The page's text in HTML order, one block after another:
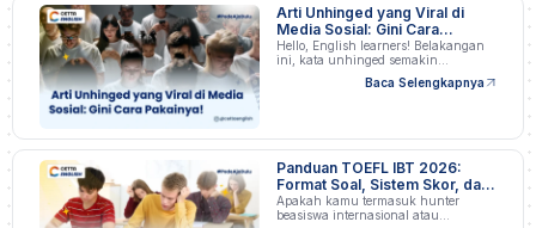
Arti Unhinged yang Viral di
Media Sosial: Gini Cara
Pakainya!
Hello, English learners! Belakangan
ini, kata unhinged semakin…
Baca Selengkapnya
Panduan TOEFL IBT 2026:
Format Soal, Sistem Skor, dan
Strategi Persiapan
Apakah kamu termasuk hunter
beasiswa internasional atau